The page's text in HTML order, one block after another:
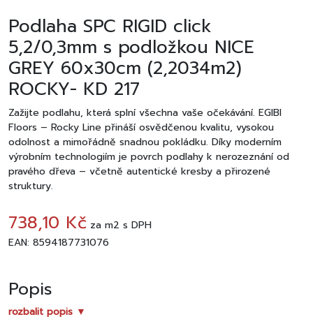
Podlaha SPC RIGID click
5,2/0,3mm s podložkou NICE
GREY 60x30cm (2,2034m2)
ROCKY- KD 217
Zažijte podlahu, která splní všechna vaše očekávání. EGIBI
Floors – Rocky Line přináší osvědčenou kvalitu, vysokou
odolnost a mimořádně snadnou pokládku. Díky moderním
výrobním technologiím je povrch podlahy k nerozeznání od
pravého dřeva – včetně autentické kresby a přirozené
struktury.
738,10 Kč za m2 s DPH
EAN: 8594187731076
Popis
rozbalit popis ▼